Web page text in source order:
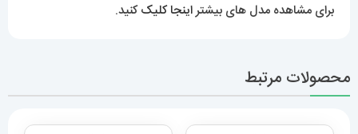
برای مشاهده مدل های بیشتراینجا کلیککنید.
محصولات مرتبط